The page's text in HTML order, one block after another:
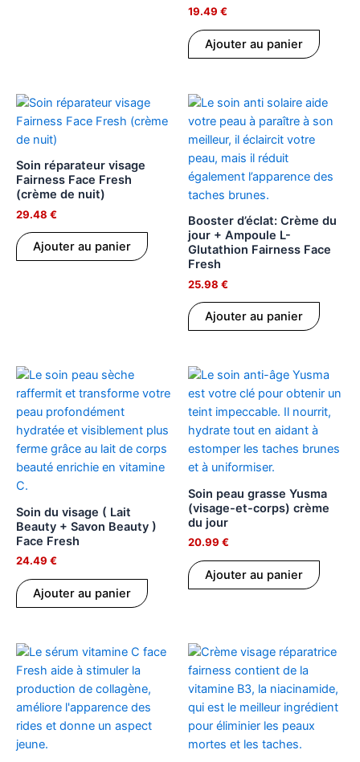
19.49 €
Ajouter au panier
Soin réparateur visage
Fairness Face Fresh
(crème de nuit)
29.48 €
Ajouter au panier
Booster d’éclat: Crème du
jour + Ampoule L-
Glutathion Fairness Face
Fresh
25.98 €
Ajouter au panier
Soin du visage ( Lait
Beauty + Savon Beauty )
Face Fresh
24.49 €
Ajouter au panier
Soin peau grasse Yusma
(visage-et-corps) crème
du jour
20.99 €
Ajouter au panier